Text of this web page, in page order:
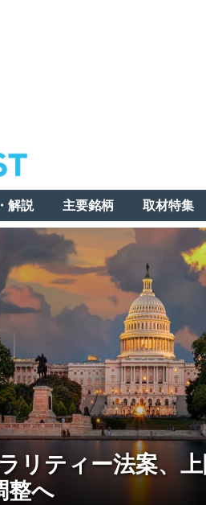
解説 主要銘柄 取材特集
リティー法案、
整へ